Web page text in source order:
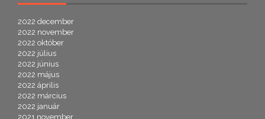
2022 december
2022 november
2022 október
2022 július
2022 június
2022 május
2022 április
2022 március
2022 január
2021 november